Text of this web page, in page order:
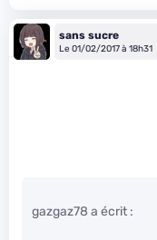
sans sucre
Le 01/02/2017 à 18h31
gazgaz78 a écrit :